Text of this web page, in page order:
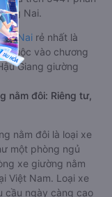
Nai.
Nai rẻ nhất là
thuộc vào chương
Giang giường
nằm đôi: Riêng tư,
nằm đôi là loại xe
một phòng ngủ
xe giường nằm
Việt Nam. Loại xe
cầu ngày càng cao